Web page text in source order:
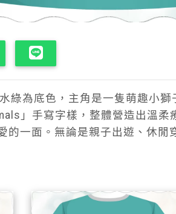
綠為底色，主角是一隻萌趣小
」手寫字樣，整體營造出溫柔
的一面。無論是親子出遊、休閒